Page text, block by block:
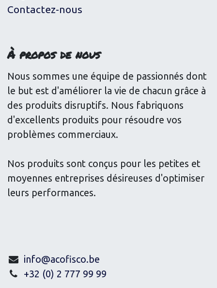
Contactez-nous
À propos de nous
Nous sommes une équipe de passionnés dont
le but est d'améliorer la vie de chacun grâce à
des produits disruptifs. Nous fabriquons
d'excellents produits pour résoudre vos
problèmes commerciaux.
Nos produits sont conçus pour les petites et
moyennes entreprises désireuses d'optimiser
leurs performances.
info@acofisco.be
+32 (0) 2 777 99 99